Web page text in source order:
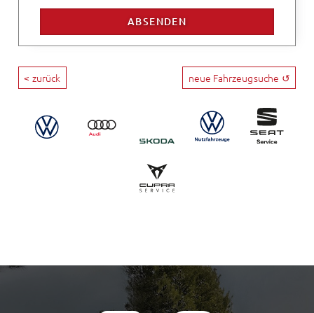
< zurück neue Fahrzeugsuche ↺